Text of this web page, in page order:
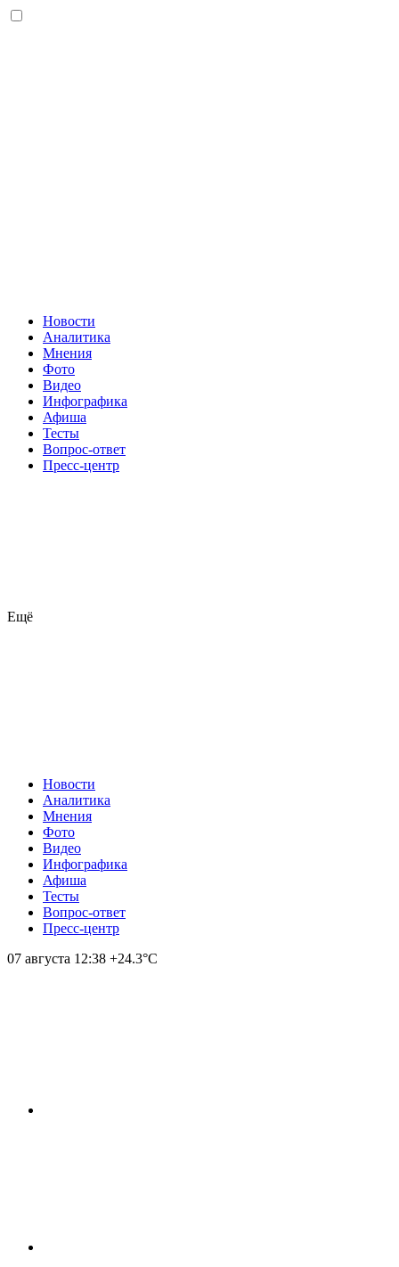
Новости
Аналитика
Мнения
Фото
Видео
Инфографика
Афиша
Тесты
Вопрос-ответ
Пресс-центр
Ещё
Новости
Аналитика
Мнения
Фото
Видео
Инфографика
Афиша
Тесты
Вопрос-ответ
Пресс-центр
07 августа 12:38 +24.3°С